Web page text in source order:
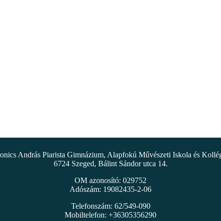
András Piarista Gimnázium, Alapfokú Művészeti Iskola és
6724 Szeged, Bálint Sándor utca 14.
OM azonosító: 029752
Adószám: 19082435-2-06
Telefonszám: 62/549-090
Mobiltelefon: +36305356290